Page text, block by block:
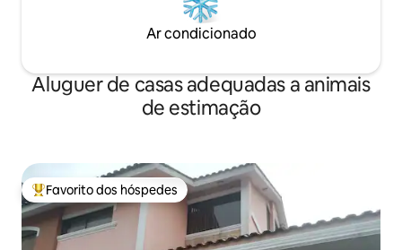
Ar condicionado
Aluguer de casas adequadas a animais
de estimação
Favoritos dos hóspedes mais apreciados
Favorito dos hóspedes